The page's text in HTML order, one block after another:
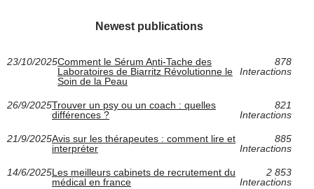
Newest publications
23/10/2025Comment le Sérum Anti-Tache des
Laboratoires de Biarritz Révolutionne le
Soin de la Peau
878
Interactions
26/9/2025Trouver un psy ou un coach : quelles
différences ?
821
Interactions
21/9/2025Avis sur les thérapeutes : comment lire et
interpréter
885
Interactions
14/6/2025Les meilleurs cabinets de recrutement du
médical en france
2 853
Interactions